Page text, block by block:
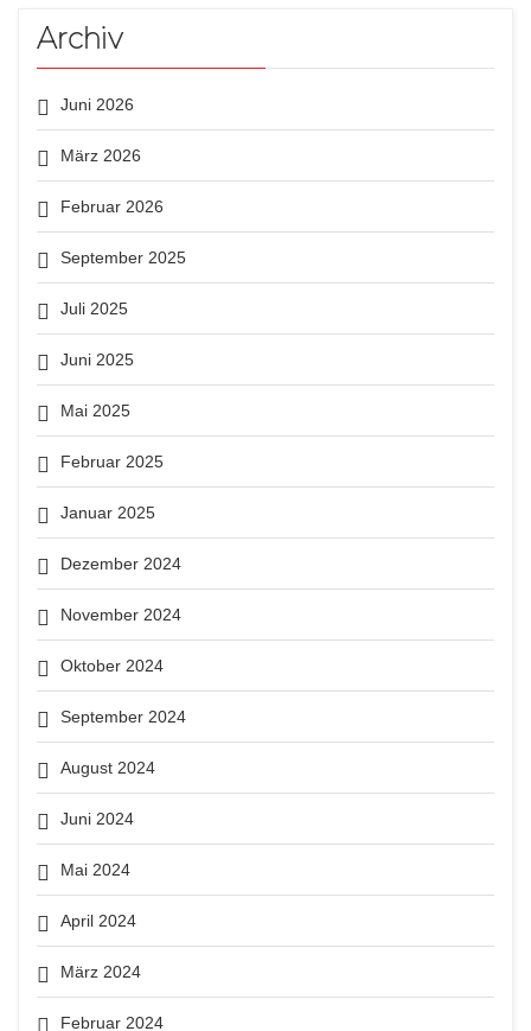
Archiv
Juni 2026
März 2026
Februar 2026
September 2025
Juli 2025
Juni 2025
Mai 2025
Februar 2025
Januar 2025
Dezember 2024
November 2024
Oktober 2024
September 2024
August 2024
Juni 2024
Mai 2024
April 2024
März 2024
Februar 2024